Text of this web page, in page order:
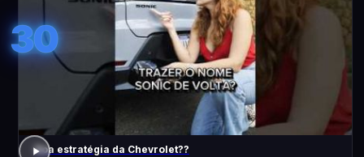
30
Boa estratégia da Chevrolet??